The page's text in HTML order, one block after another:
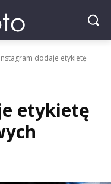
Instagram dodaje etykietę
etykietę